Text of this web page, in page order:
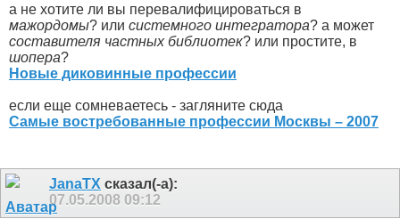
а не хотите ли вы перевалифицироваться в
мажордомы? или системного интегратора? а может
составителя частных библиотек? или простите, в
шопера?
Новые диковинные профессии
если еще сомневаетесь - загляните сюда
Самые востребованные профессии Москвы – 2007
JanaTX сказал(-а):
07.05.2008 09:12